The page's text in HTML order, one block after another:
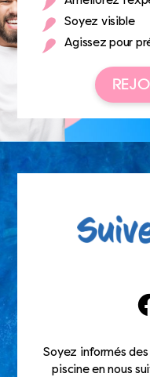
Soyez visible
Agissez pour
Soyez informés
piscine en nous